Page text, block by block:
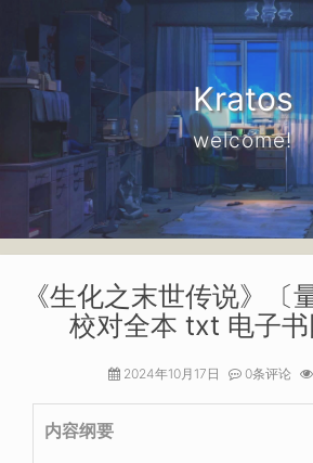
Kratos
welcome!
《生化之末世传说》〔
校对全本 txt 电子
2024年10月17日 0条评论
内容纲要